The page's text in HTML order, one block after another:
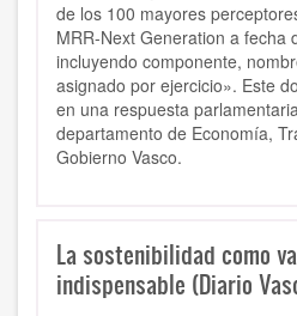
de los 100 mayores
MRR-Next Generation a fecha
incluyendo componente,
asignado por ejercicio». Este
en una respuesta
departamento de Economía,
Gobierno Vasco.
La sostenibilidad como
indispensable (Diario